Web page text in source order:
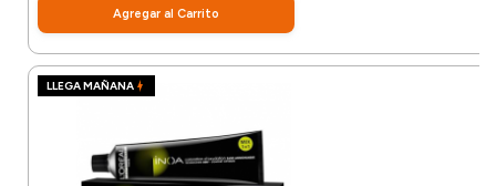
Agregar al Carrito
LLEGA MAÑANA